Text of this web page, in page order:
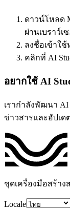
ดาวน์โหลด
ผ่านเบราว์
ลงชื่อเข้าใ
คลิกที่ AI
อยากใช้ AI
เรากำลังพัฒนา AI
ข่าวสารและอัปเด
ชุดเครื่องมือสร้า
Locale